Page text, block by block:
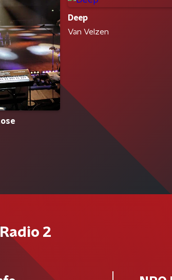
Deep
Van Velzen
2